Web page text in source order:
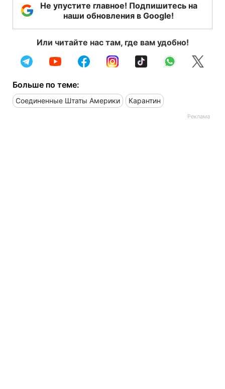
Не упустите главное! Подпишитесь на
наши обновления в Google!
Или читайте нас там, где вам удобно!
Больше по теме:
Соединенные Штаты Америки Карантин